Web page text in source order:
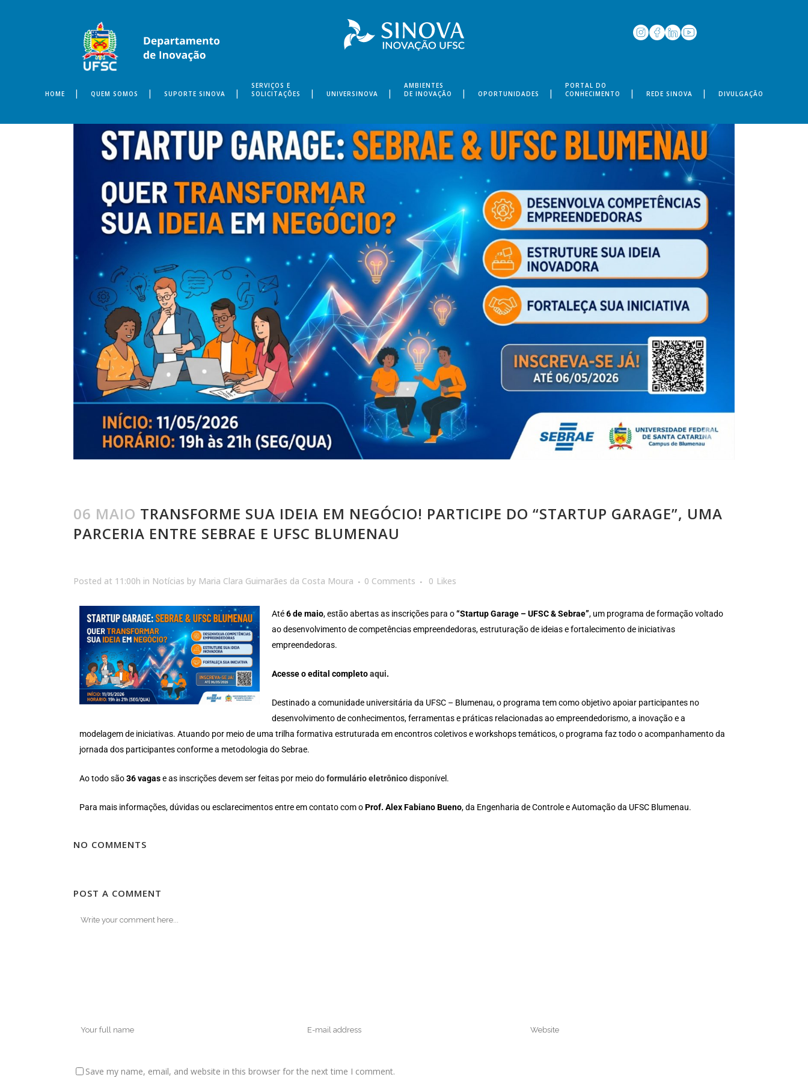
HOME QUEM SOMOS SUPORTE SINOVA
SERVIÇOS E
SOLICITAÇÕES
UNIVERSINOVA
AMBIENTES
DE INOVAÇÃO
OPORTUNIDADES
PORTAL DO
CONHECIMENTO
REDE SINOVA DIVULGAÇÃO
06 MAIO TRANSFORME SUA IDEIA EM NEGÓCIO! PARTICIPE DO “STARTUP GARAGE”, UMA
PARCERIA ENTRE SEBRAE E UFSC BLUMENAU
Posted at 11:00h in Notícias by Maria Clara Guimarães da Costa Moura 0 Comments 0 Likes
Até6 de maio, estão abertas as inscrições para o“Startup Garage – UFSC & Sebrae”, um programa de formação voltado
ao desenvolvimento de competências empreendedoras, estruturação de ideias e fortalecimento de iniciativas
empreendedoras.
Acesse o edital completoaqui.
Destinado a comunidade universitária da UFSC – Blumenau, o programa tem como objetivo apoiar participantes no
desenvolvimento de conhecimentos, ferramentas e práticas relacionadas ao empreendedorismo, a inovação e a
modelagem de iniciativas. Atuando por meio de uma trilha formativa estruturada em encontros coletivos e workshops temáticos, o programa faz todo o acompanhamento da
jornada dos participantes conforme a metodologia do Sebrae.
Ao todo são36 vagase as inscrições devem ser feitas por meio doformulário eletrônicodisponível.
Para mais informações, dúvidas ou esclarecimentos entre em contato com oProf. Alex Fabiano Bueno, da Engenharia de Controle e Automação da UFSC Blumenau.
NO COMMENTS
POST A COMMENT
Save my name, email, and website in this browser for the next time I comment.